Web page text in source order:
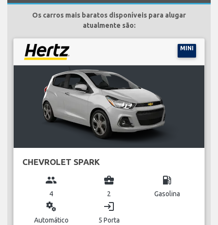
Os carros mais baratos disponíveis para alugar
atualmente são:
MINI
CHEVROLET SPARK
group
4
business_center
2
local_gas_station
Gasolina
miscellaneous_services
Automático
login
5 Porta